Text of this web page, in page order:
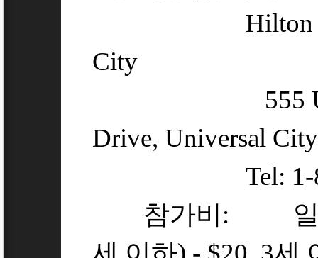
Hilton Los
City
555
Drive, Universal City
Tel: 1-818-
참가비: 일인